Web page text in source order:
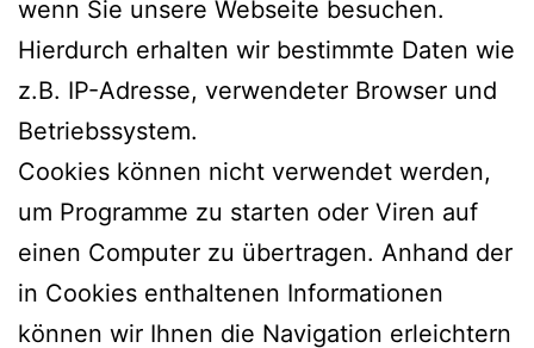
wenn Sie unsere Webseite besuchen.
Hierdurch erhalten wir bestimmte Daten wie
z.B. IP-Adresse, verwendeter Browser und
Betriebssystem.
Cookies können nicht verwendet werden,
um Programme zu starten oder Viren auf
einen Computer zu übertragen. Anhand der
in Cookies enthaltenen Informationen
können wir Ihnen die Navigation erleichtern